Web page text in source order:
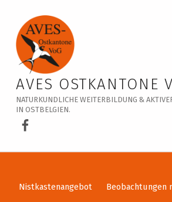
Veranstaltungskalender – AVES Ostkantone VoG
AVES OSTKANTONE
NATURKUNDLICHE WEITERBILDUNG &
IN OSTBELGIEN.
AVES Ostkantone bei
Nistkastenangebot
Beobachtungen